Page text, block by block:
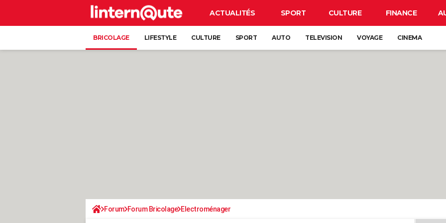
ACTUALITÉS SPORT CULTURE FINANCE
BRICOLAGE LIFESTYLE CULTURE SPORT AUTO TELEVISION VOYAGE CINEMA
Forum Forum Bricolage Electroménager